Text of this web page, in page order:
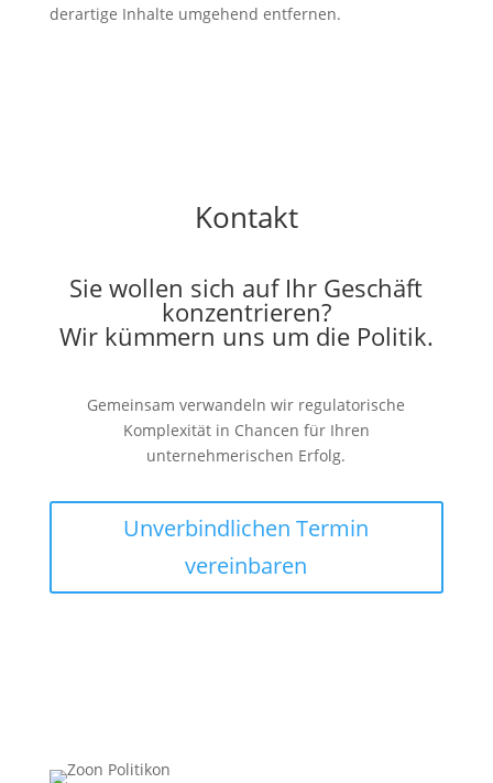
derartige Inhalte umgehend entfernen.
Kontakt
Sie wollen sich auf Ihr Geschäft
konzentrieren?
Wir kümmern uns um die Politik.
Gemeinsam verwandeln wir regulatorische
Komplexität in Chancen für Ihren
unternehmerischen Erfolg.
Unverbindlichen Termin
vereinbaren